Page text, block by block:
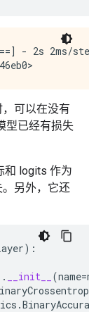
- 2s
可以在没有
型已经有损失
和 logits 作为
另外，它还
):
. __init__ (name=
.